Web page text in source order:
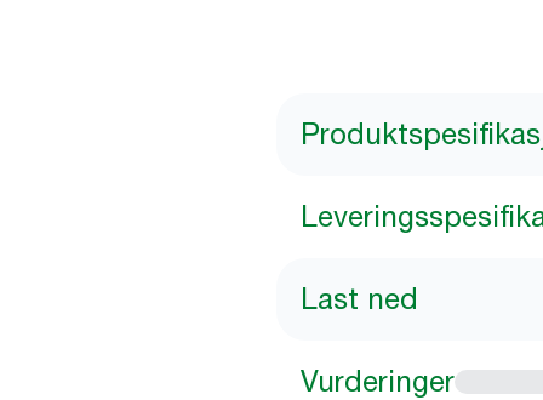
Last ned
Vurderinger